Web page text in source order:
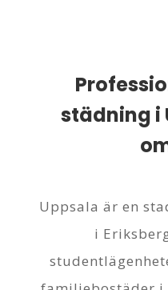
städning i
Uppsala är en
i